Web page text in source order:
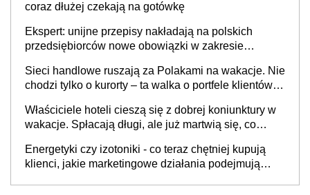
coraz dłużej czekają na gotówkę
Ekspert: unijne przepisy nakładają na polskich
przedsiębiorców nowe obowiązki w zakresie
Sieci handlowe ruszają za Polakami na wakacje. Nie
chodzi tylko o kurorty – ta walka o portfele klientów
cichu
Właściciele hoteli cieszą się z dobrej koniunktury w
wakacje. Spłacają długi, ale już martwią się, co
Energetyki czy izotoniki - co teraz chętniej kupują
klienci, jakie marketingowe działania podejmują